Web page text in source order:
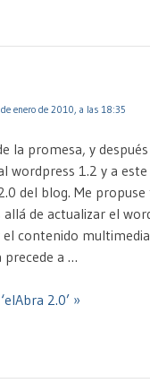
enero de 2010, a las 18:35
la promesa, y
wordpress 1.2 y a
del blog. Me
de actualizar el
el contenido
precede a …
2.0’ »